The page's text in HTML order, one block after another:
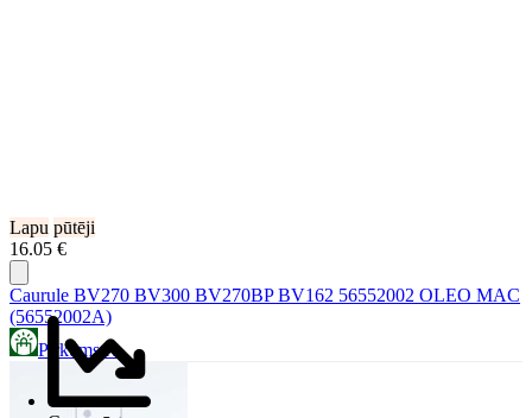
Lapu pūtēji
16.05 €
Caurule BV270 BV300 BV270BP BV162 56552002 OLEO MAC
(56552002A)
Pirkums.lv